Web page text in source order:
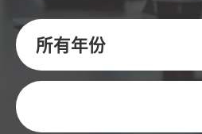
所有年份
关键字